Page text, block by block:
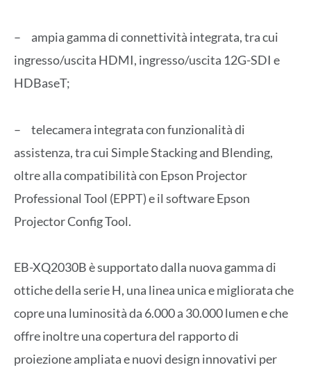
– ampia gamma di connettività integrata, tra cui
ingresso/uscita HDMI, ingresso/uscita 12G-SDI e
HDBaseT;
– telecamera integrata con funzionalità di
assistenza, tra cui Simple Stacking and Blending,
oltre alla compatibilità con Epson Projector
Professional Tool (EPPT) e il software Epson
Projector Config Tool.
EB-XQ2030B è supportato dalla nuova gamma di
ottiche della serie H, una linea unica e migliorata che
copre una luminosità da 6.000 a 30.000 lumen e che
offre inoltre una copertura del rapporto di
proiezione ampliata e nuovi design innovativi per